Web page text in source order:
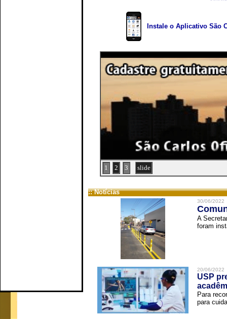
Instale o Aplicativo São
1 2 3 slide
:: Notícias
30/06/2022
A
foram
20/06/2022
USP
Para
para